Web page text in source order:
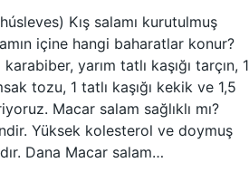
Kış salamı kurutulmuş
içine hangi baharatlar konur?
yarım tatlı kaşığı tarçın, 1
tozu, 1 tatlı kaşığı kekik ve 1,5
Macar salam sağlıklı mı?
Yüksek kolesterol ve doymuş
Dana Macar salam…